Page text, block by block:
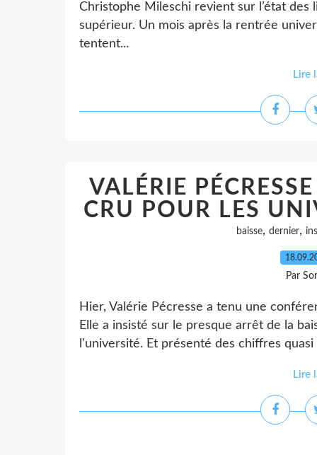
Christophe Mileschi revient sur l’état des
supérieur. Un mois après la rentrée
tentent...
Lire
VALÉRIE
CRU POUR LES
baisse, dernier,
Par
Hier, Valérie Pécresse a tenu une
Elle a insisté sur le presque arrêt de la
l'université. Et présenté des chiffres
Lire